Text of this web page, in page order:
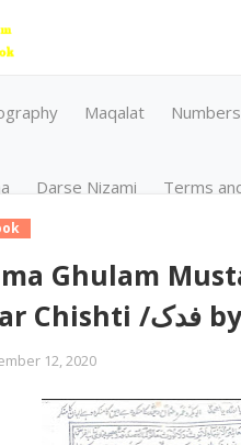
Maqalat Numbers
Darse Nizami Terms
Ghulam
12, 2020